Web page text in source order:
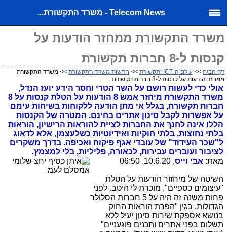
Telecom News - משרד התקשורת...
משרד התקשורת ממחזר הודעות על
קנסות ל-8 חברות תקשורת
דף הבית >> עולם ה-ICT ותקשורת >> חדשות משרד התקשורת >> משרד התקשורת
ממחזר הודעות על קנסות ל-8 חברות תקשורת
אולי כדי לעשות רושם על השר הטרי וחסר הידע יועז הנדל,
משרד התקשורת מיחזר אמש 8 הודעות על הטלת קנסות על 8
חברות תקשורת, בגלל אי מתן הודעה ללקוחות בשיחות עימם
על אפשרות לקבל סינון אתרים בחינם. המטרה של הקנסות
הללו אינה לחנך את החברות לציית להוראות הרישיון, הוראות
בלתי נחוצות, בלתי חוקיות ואידיוטיות כשלעצמן, אלא לדאוג
ל"שכר העידוד" של עובדי אגף פיקוח ואכיפה. בדרך משקרים
לציבור ועוברים עבירות, לכאורה, פליליות, בלי למצמץ.
מאת: אבי וייס, 10.6.20, 06:50
השיטה של מיחזור הודעות על הטלת
"עיצומים כספיים", מוכרת לי היטב. לפני
פחות משנה זה היה על 5 חברות הסלולר
הגדולות, בגין "הפרת הוראות החוק
בנושא אספקת שירות סינון יעיל ללא
תשלום בפני אתרים ותכנים פוגעניים"